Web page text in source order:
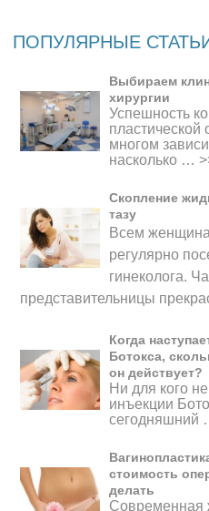
ПОПУЛЯРНЫЕ
Выбираем
хирургии
Успешность
пластической
многом
насколько …
Скопление
тазу
Всем
регулярно
гинеколога.
представительницы
Когда
Ботокса,
он действует?
Ни для кого не
инъекции
сегодняшний
стоимость
делать
Современная